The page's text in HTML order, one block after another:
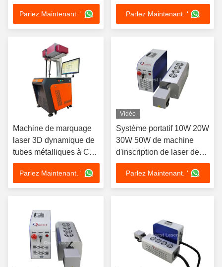
RF Galvo Scanner 3D
Dynamique
Parlez Maintenant. '
alimentateur automatique
Parlez Maintenant. '
Machine de marquage
laser 3D dynamique de
tubes métalliques à CO2
de 600*600 mm pour
une machine de
découpe laser de tubes
non métallique
Parlez Maintenant. '
Vidéo
Système portatif 10W 20W
30W 50W de machine
d'inscription de laser de
CO2 pour le non-métal
Parlez Maintenant. '